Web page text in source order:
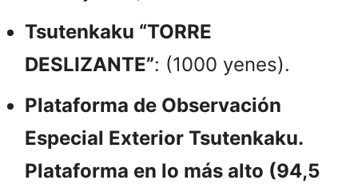
Tsutenkaku “TORRE
DESLIZANTE”: (1000 yenes).
Plataforma de Observación
Especial Exterior Tsutenkaku.
Plataforma en lo más alto (94,5